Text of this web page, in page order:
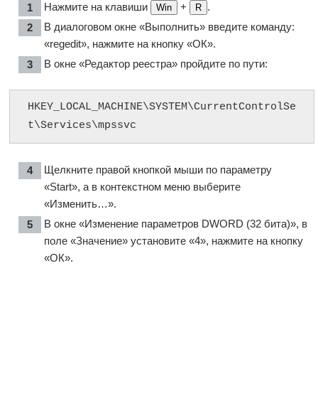
Нажмите на клавиши Win + R
.
В диалоговом окне «Выполнить» введите команду:
«regedit», нажмите на кнопку «ОК».
В окне «Редактор реестра» пройдите по пути:
HKEY_LOCAL_MACHINE\SYSTEM\CurrentControlSe
t\Services\mpssvc
Щелкните правой кнопкой мыши по параметру
«Start», а в контекстном меню выберите
«Изменить…».
В окне «Изменение параметров DWORD (32 бита)», в
поле «Значение» установите «4», нажмите на кнопку
«ОК».